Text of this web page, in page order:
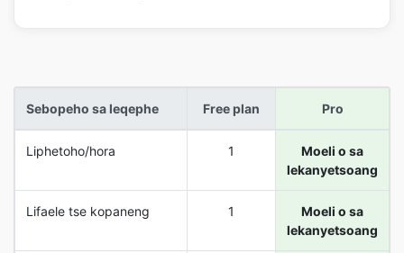
Sebopeho sa leqephe Free plan Pro
Liphetoho/hora 1
Moeli o sa
lekanyetsoang
Lifaele tse kopaneng 1
Moeli o sa
lekanyetsoang